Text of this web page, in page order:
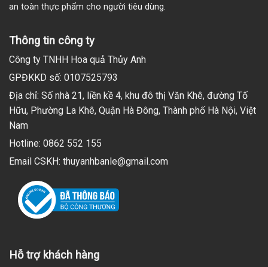
an toàn thực phẩm cho người tiêu dùng.
Thông tin công ty
Công ty TNHH Hoa quả Thủy Anh
GPĐKKD số: 0107525793
Địa chỉ: Số nhà 21, liền kề 4, khu đô thị Văn Khê, đường Tố
Hữu, Phường La Khê, Quận Hà Đông, Thành phố Hà Nội, Việt
Nam
Hotline: 0862 552 155
Email CSKH: thuyanhbanle@gmail.com
Hỗ trợ khách hàng